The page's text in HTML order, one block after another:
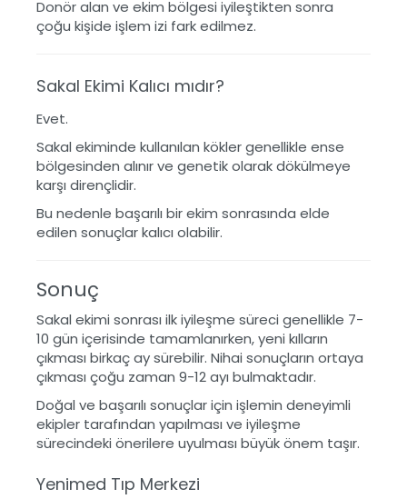
Donör alan ve ekim bölgesi iyileştikten sonra
çoğu kişide işlem izi fark edilmez.
Sakal Ekimi Kalıcı mıdır?
Evet.
Sakal ekiminde kullanılan kökler genellikle ense
bölgesinden alınır ve genetik olarak dökülmeye
karşı dirençlidir.
Bu nedenle başarılı bir ekim sonrasında elde
edilen sonuçlar kalıcı olabilir.
Sonuç
Sakal ekimi sonrası ilk iyileşme süreci genellikle 7-
10 gün içerisinde tamamlanırken, yeni kılların
çıkması birkaç ay sürebilir. Nihai sonuçların ortaya
çıkması çoğu zaman 9-12 ayı bulmaktadır.
Doğal ve başarılı sonuçlar için işlemin deneyimli
ekipler tarafından yapılması ve iyileşme
sürecindeki önerilere uyulması büyük önem taşır.
Yenimed Tıp Merkezi